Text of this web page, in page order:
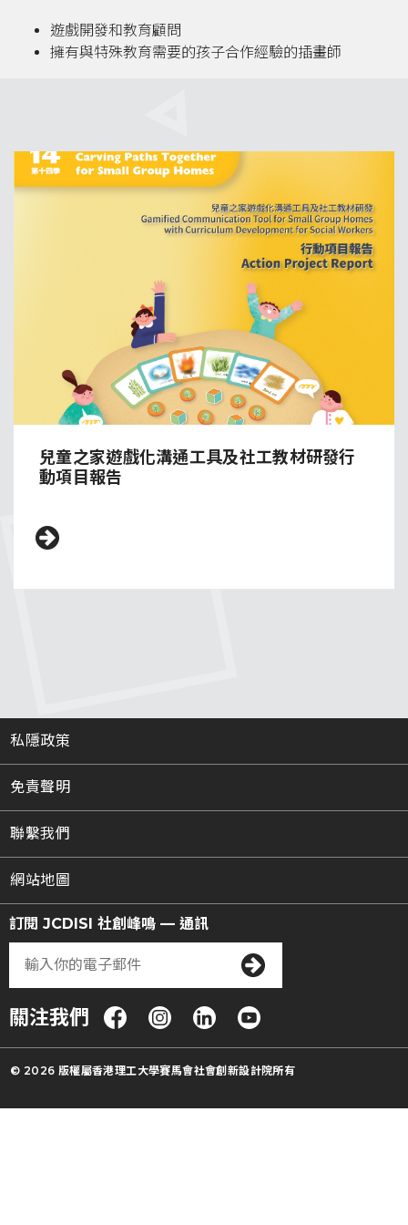
遊戲開發和教育顧問
擁有與特殊教育需要的孩子合作經驗的插畫師
兒童之家遊戲化溝通工具及社工教材研發行
動項目報告
私隱政策
免責聲明
聯繫我們
網站地圖
訂閱 JCDISI 社創峰鳴 — 通訊
關注我們
© 2026 版權屬香港理工大學賽馬會社會創新設計院所有